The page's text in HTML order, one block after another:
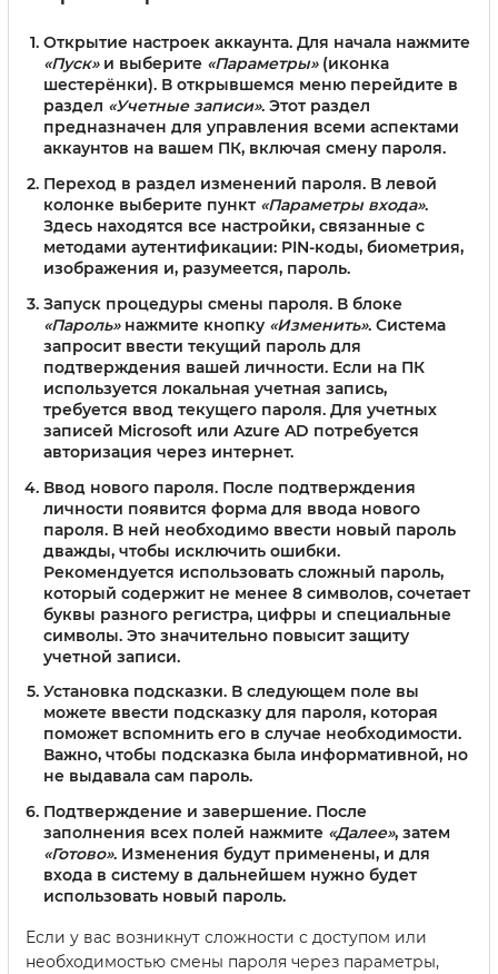
Открытие настроек аккаунта. Для начала нажмите
«Пуск»и выберите «Параметры»(иконка
шестерёнки). В открывшемся меню перейдите в
раздел «Учетные записи». Этот раздел
предназначен для управления всеми аспектами
аккаунтов на вашем ПК, включая смену пароля.
Переход в раздел изменений пароля. В левой
колонке выберите пункт «Параметры входа».
Здесь находятся все настройки, связанные с
методами аутентификации: PIN-коды, биометрия,
изображения и, разумеется, пароль.
Запуск процедуры смены пароля. В блоке
«Пароль»нажмите кнопку «Изменить». Система
запросит ввести текущий пароль для
подтверждения вашей личности. Если на ПК
используется локальная учетная запись,
требуется ввод текущего пароля. Для учетных
записей Microsoft или Azure AD потребуется
авторизация через интернет.
Ввод нового пароля. После подтверждения
личности появится форма для ввода нового
пароля. В ней необходимо ввести новый пароль
дважды, чтобы исключить ошибки.
Рекомендуется использовать сложный пароль,
который содержит не менее 8 символов, сочетает
буквы разного регистра, цифры и специальные
символы. Это значительно повысит защиту
учетной записи.
Установка подсказки. В следующем поле вы
можете ввести подсказку для пароля, которая
поможет вспомнить его в случае необходимости.
Важно, чтобы подсказка была информативной, но
не выдавала сам пароль.
Подтверждение и завершение. После
заполнения всех полей нажмите «Далее», затем
«Готово». Изменения будут применены, и для
входа в систему в дальнейшем нужно будет
использовать новый пароль.
Если у вас возникнут сложности с доступом или
необходимостью смены пароля через параметры,